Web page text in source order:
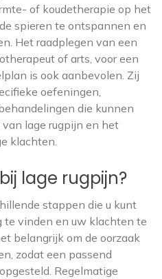
of koudetherapie op het
spieren te ontspannen en
Het raadplegen van een
of arts, voor een
is ook aanbevolen. Zij
oefeningen,
die kunnen
lage rugpijn en het
klachten.
lage rugpijn?
stappen die u kunt
te vinden en uw klachten te
belangrijk om de oorzaak
zodat een passend
Regelmatige